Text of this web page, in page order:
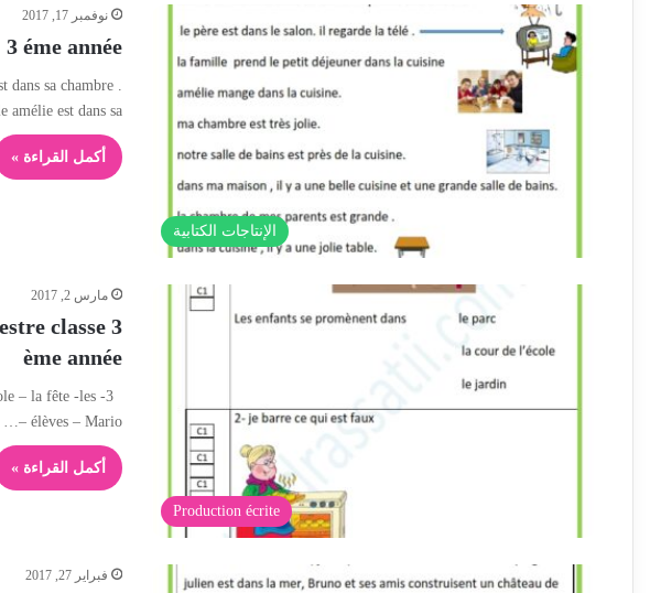
الإنتاجات الكتابية
نوفمبر 17, 2017
éme année
dans sa chambre .
amélie est dans sa…
أكمل القراءة »
Production écrite
مارس 2, 2017
classe 3
ème année
– la fête -les
élèves – Mario –…
أكمل القراءة »
فبراير 27, 2017